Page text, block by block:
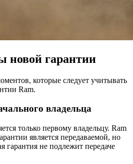
новой гарантии
которые следует учитывать
Ram.
владельца
только первому владельцу. Ram
является передаваемой, но
гарантия не подлежит передаче